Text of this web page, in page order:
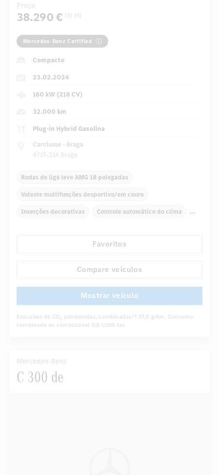
Preço
38.290 € [3] [4]
Mercedes-Benz Certified
Compacto
23.02.2024
160 kW (218 CV)
32.000 km
Plug-in Hybrid Gasolina
Carclasse - Braga
4715-214 Braga
Rodas de liga leve AMG 18 polegadas
Volante multifunções desportivo/em couro
Inserções decorativas Controle automático do clima
Sensor de chuva
Favoritos
Compare veículos
Mostrar veículo
Emissões de CO2 ponderadas, combinadas [6] 19,0 g/km, Consumo
combinado de combustivel 0,8 l/100 km
Mercedes-Benz
C 300 de